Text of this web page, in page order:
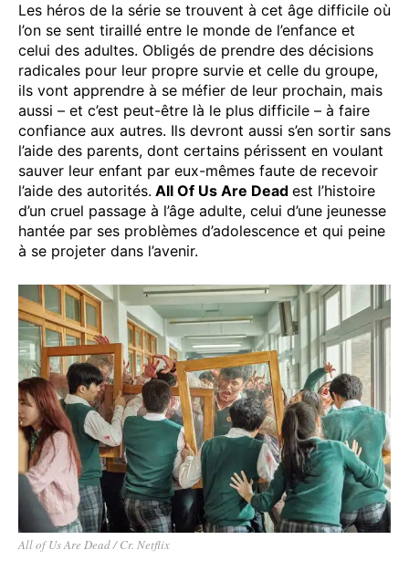
Les héros de la série se trouvent à cet âge difficile où
l’on se sent tiraillé entre le monde de l’enfance et
celui des adultes. Obligés de prendre des décisions
radicales pour leur propre survie et celle du groupe,
ils vont apprendre à se méfier de leur prochain, mais
aussi – et c’est peut-être là le plus difficile – à faire
confiance aux autres. Ils devront aussi s’en sortir sans
l’aide des parents, dont certains périssent en voulant
sauver leur enfant par eux-mêmes faute de recevoir
l’aide des autorités. All Of Us Are Dead est l’histoire
d’un cruel passage à l’âge adulte, celui d’une jeunesse
hantée par ses problèmes d’adolescence et qui peine
à se projeter dans l’avenir.
All of Us Are Dead / Cr. Netflix